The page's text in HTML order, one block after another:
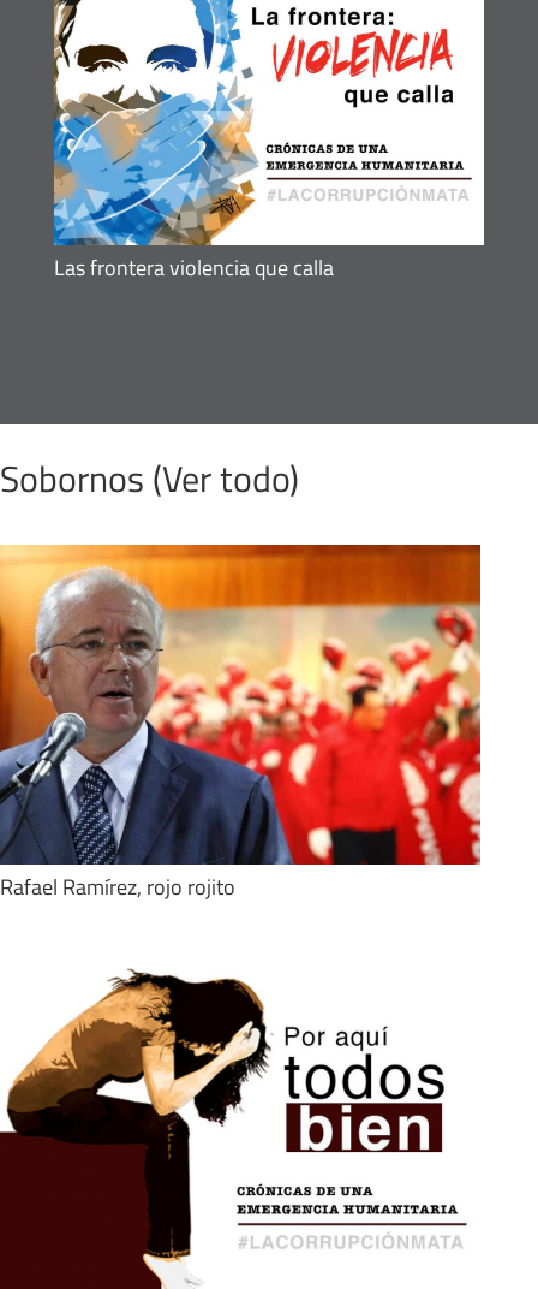
Las frontera violencia que calla
Sobornos (Ver todo)
Rafael Ramírez, rojo rojito